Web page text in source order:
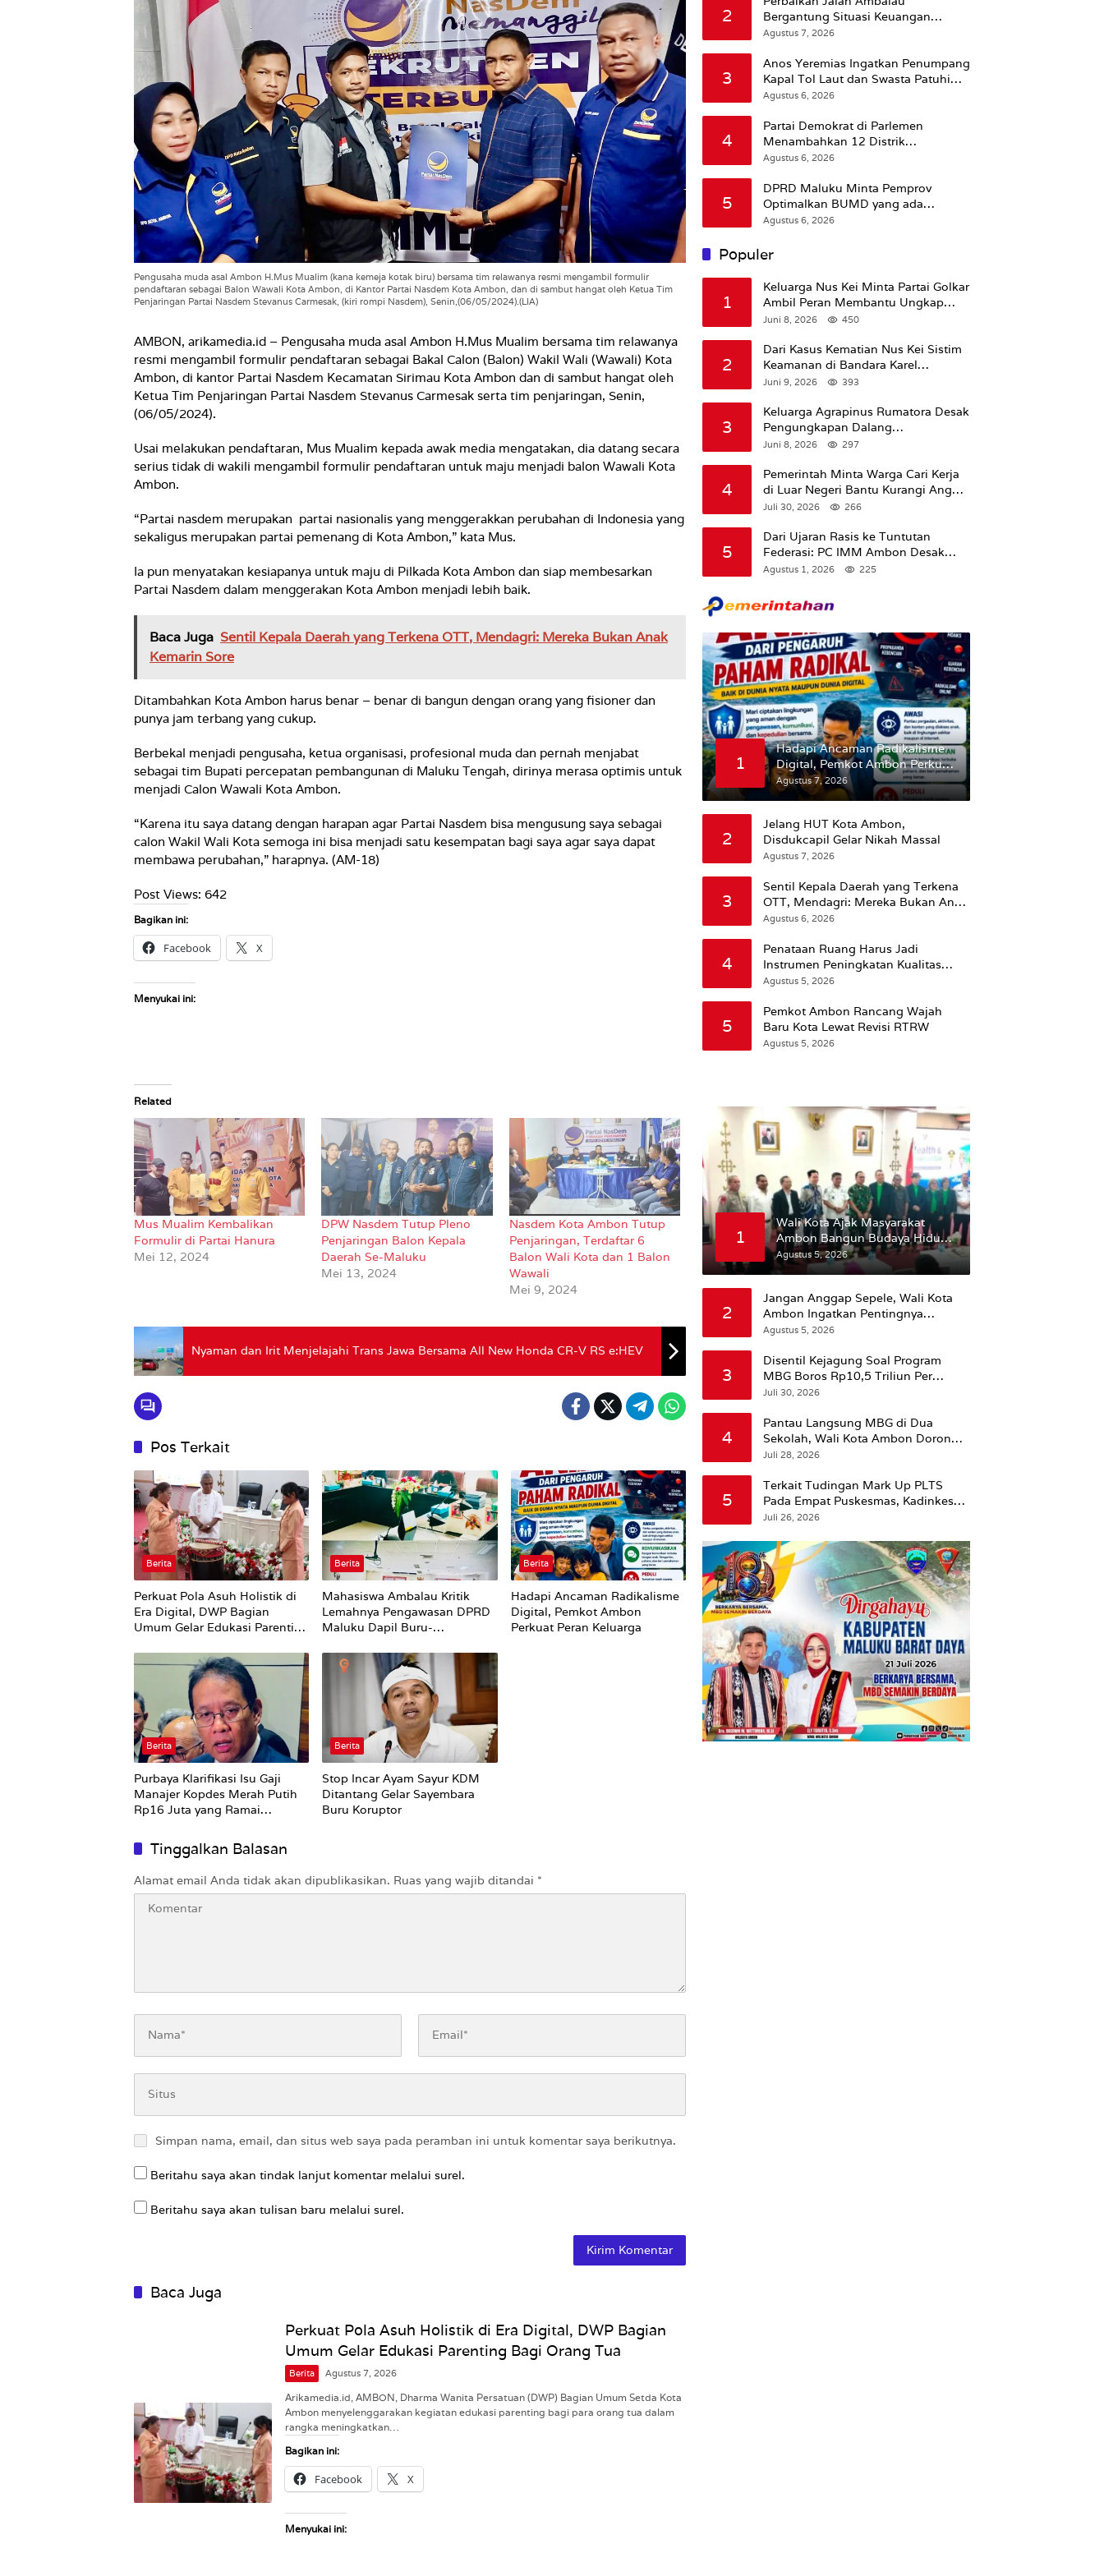
Pengusaha muda asal Ambon H.Mus Mualim (kana kemeja kotak biru) bersama tim relawanya resmi mengambil formulir
pendaftaran sebagai Balon Wawali Kota Ambon, di Kantor Partai Nasdem Kota Ambon, dan di sambut hangat oleh Ketua Tim
Penjaringan Partai Nasdem Stevanus Carmesak, (kiri rompi Nasdem), Senin,(06/05/2024).(LIA)
AMBON, arikamedia.id – Pengusaha muda asal Ambon H.Mus Mualim bersama tim relawanya
resmi mengambil formulir pendaftaran sebagai Bakal Calon (Balon) Wakil Wali (Wawali) Kota
Ambon, di kantor Partai Nasdem Kecamatan Sirimau Kota Ambon dan di sambut hangat oleh
Ketua Tim Penjaringan Partai Nasdem Stevanus Carmesak serta tim penjaringan, Senin,
(06/05/2024).
Usai melakukan pendaftaran, Mus Mualim kepada awak media mengatakan, dia datang secara
serius tidak di wakili mengambil formulir pendaftaran untuk maju menjadi balon Wawali Kota
Ambon.
“Partai nasdem merupakan partai nasionalis yang menggerakkan perubahan di Indonesia yang
sekaligus merupakan partai pemenang di Kota Ambon,” kata Mus.
Ia pun menyatakan kesiapanya untuk maju di Pilkada Kota Ambon dan siap membesarkan
Partai Nasdem dalam menggerakan Kota Ambon menjadi lebih baik.
Baca Juga Sentil Kepala Daerah yang Terkena OTT, Mendagri: Mereka Bukan Anak
Kemarin Sore
Ditambahkan Kota Ambon harus benar – benar di bangun dengan orang yang fisioner dan
punya jam terbang yang cukup.
Berbekal menjadi pengusaha, ketua organisasi, profesional muda dan pernah menjabat
sebagai tim Bupati percepatan pembangunan di Maluku Tengah, dirinya merasa optimis untuk
menjadi Calon Wawali Kota Ambon.
“Karena itu saya datang dengan harapan agar Partai Nasdem bisa mengusung saya sebagai
calon Wakil Wali Kota semoga ini bisa menjadi satu kesempatan bagi saya agar saya dapat
membawa perubahan,” harapnya. (AM-18)
Post Views: 642
Bagikan ini:
Facebook X
Menyukai ini:
Related
Mus Mualim Kembalikan
Formulir di Partai Hanura
Mei 12, 2024
DPW Nasdem Tutup Pleno
Penjaringan Balon Kepala
Daerah Se-Maluku
Mei 13, 2024
Nasdem Kota Ambon Tutup
Penjaringan, Terdaftar 6
Balon Wali Kota dan 1 Balon
Wawali
Mei 9, 2024
Nyaman dan Irit Menjelajahi Trans Jawa Bersama All New Honda CR-V RS e:HEV
Pos Terkait
Berita
Perkuat Pola Asuh Holistik di
Era Digital, DWP Bagian
Umum Gelar Edukasi Parenting
Berita
Mahasiswa Ambalau Kritik
Lemahnya Pengawasan DPRD
Maluku Dapil Buru-
Perubahan Status Jalan
Berita
Hadapi Ancaman Radikalisme
Digital, Pemkot Ambon
Perkuat Peran Keluarga
Berita
Purbaya Klarifikasi Isu Gaji
Manajer Kopdes Merah Putih
Rp16 Juta yang Ramai
Berita
Stop Incar Ayam Sayur KDM
Ditantang Gelar Sayembara
Buru Koruptor
Tinggalkan Balasan
Alamat email Anda tidak akan dipublikasikan. Ruas yang wajib ditandai *
Simpan nama, email, dan situs web saya pada peramban ini untuk komentar saya berikutnya.
Beritahu saya akan tindak lanjut komentar melalui surel.
Beritahu saya akan tulisan baru melalui surel.
Baca Juga
Perkuat Pola Asuh Holistik di Era Digital, DWP Bagian
Umum Gelar Edukasi Parenting Bagi Orang Tua
Berita Agustus 7, 2026
Arikamedia.id, AMBON, Dharma Wanita Persatuan (DWP) Bagian Umum Setda Kota
Ambon menyelenggarakan kegiatan edukasi parenting bagi para orang tua dalam
rangka meningkatkan…
Bagikan ini:
Facebook X
Menyukai ini:
2
Bergantung Situasi Keuangan
Pemprov Maluku
Agustus 7, 2026
3
Anos Yeremias Ingatkan Penumpang
Kapal Tol Laut dan Swasta Patuhi
Peringatan BMKG
Agustus 6, 2026
4
Partai Demokrat di Parlemen
Menambahkan 12 Distrik
Pendukung Trump
Agustus 6, 2026
5
DPRD Maluku Minta Pemprov
Optimalkan BUMD yang ada
Ketimbang Menambah Baru
Agustus 6, 2026
Populer
1
Keluarga Nus Kei Minta Partai Golkar
Ambil Peran Membantu Ungkap
Kematian Almarhum
Juni 8, 2026 450
2
Dari Kasus Kematian Nus Kei Sistim
Keamanan di Bandara Karel
Sadsuitubun Langgur
Juni 9, 2026 393
3
Keluarga Agrapinus Rumatora Desak
Pengungkapan Dalang
Pembunuhan, Siap Bawa Kasus ke
Juni 8, 2026 297
4
Pemerintah Minta Warga Cari Kerja
di Luar Negeri Bantu Kurangi Angka
Pengangguran
Juli 30, 2026 266
5
Dari Ujaran Rasis ke Tuntutan
Federasi: PC IMM Ambon Desak
Klarifikasi Presiden dan Imbau
Putih Di Maluku.
Agustus 1, 2026 225
1
Hadapi Ancaman Radikalisme
Digital, Pemkot Ambon Perkuat
Peran Keluarga
Agustus 7, 2026
2
Jelang HUT Kota Ambon,
Disdukcapil Gelar Nikah Massal
Agustus 7, 2026
3
Sentil Kepala Daerah yang Terkena
OTT, Mendagri: Mereka Bukan Anak
Kemarin Sore
Agustus 6, 2026
4
Penataan Ruang Harus Jadi
Instrumen Peningkatan Kualitas
Hidup Masyarakat, Wattimena:
Susun RDTR Sebagai Dasar Hukum
Agustus 5, 2026
5
Pemkot Ambon Rancang Wajah
Baru Kota Lewat Revisi RTRW
Agustus 5, 2026
1
Wali Kota Ajak Masyarakat
Ambon Bangun Budaya Hidup
Sehat
Agustus 5, 2026
2
Jangan Anggap Sepele, Wali Kota
Ambon Ingatkan Pentingnya
Perencanaan Kesehatan
Agustus 5, 2026
3
Disentil Kejagung Soal Program
MBG Boros Rp10,5 Triliun Per
Tahun, Kepala BGN Sudaryono Beri
Juli 30, 2026
4
Pantau Langsung MBG di Dua
Sekolah, Wali Kota Ambon Dorong
Pemerataan Hingga Wilayah
Juli 28, 2026
5
Terkait Tudingan Mark Up PLTS
Pada Empat Puskesmas, Kadinkes
Ambon Beri Klarifikasi.
Juli 26, 2026